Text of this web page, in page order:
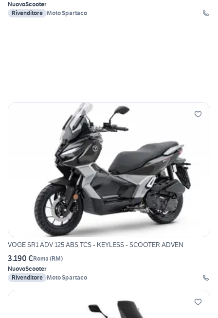
NuovoScooter
Rivenditore Moto Spartaco
VOGE SR1 ADV 125 ABS TCS - KEYLESS - SCOOTER ADVEN
3.190 €Roma (RM)
NuovoScooter
Rivenditore Moto Spartaco